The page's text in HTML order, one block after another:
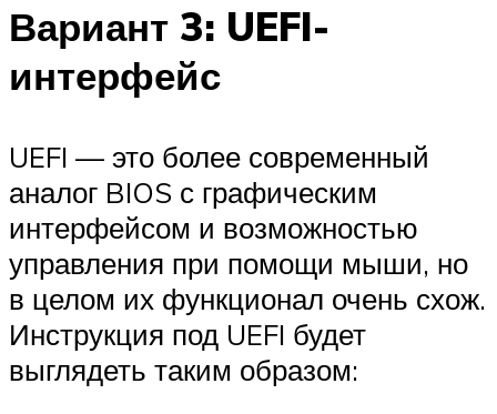
Вариант 3: UEFI-
интерфейс
UEFI — это более современный
аналог BIOS с графическим
интерфейсом и возможностью
управления при помощи мыши, но
в целом их функционал очень схож.
Инструкция под UEFI будет
выглядеть таким образом: